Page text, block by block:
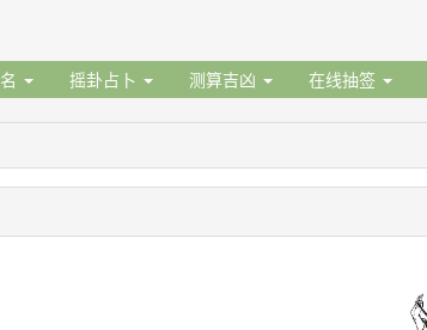
摇卦占卜 测算吉凶 在线抽签